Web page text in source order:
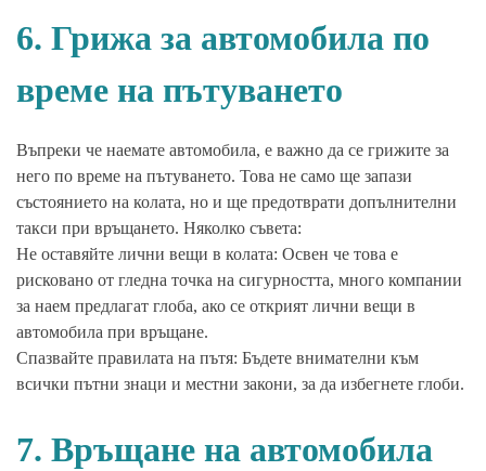
6. Грижа за автомобила по
време на пътуването
Въпреки че наемате автомобила, е важно да се грижите за
него по време на пътуването. Това не само ще запази
състоянието на колата, но и ще предотврати допълнителни
такси при връщането. Няколко съвета:
Не оставяйте лични вещи в колата: Освен че това е
рисковано от гледна точка на сигурността, много компании
за наем предлагат глоба, ако се открият лични вещи в
автомобила при връщане.
Спазвайте правилата на пътя: Бъдете внимателни към
всички пътни знаци и местни закони, за да избегнете глоби.
7. Връщане на автомобила